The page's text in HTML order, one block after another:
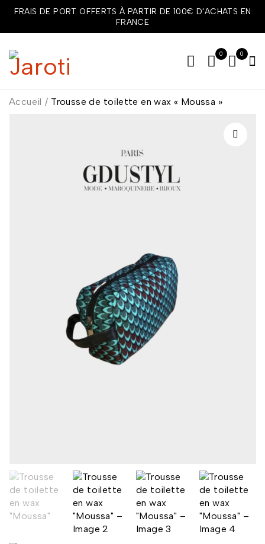
FRAIS DE PORT OFFERTS À PARTIR DE 100€ D'ACHATS EN
FRANCE
0 0
Accueil / Trousse de toilette en wax « Moussa »